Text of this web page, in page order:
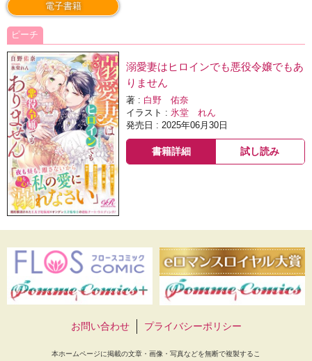
電子書籍
ピーチ
溺愛妻はヒロインでも悪役令嬢でもあ
りません
著 : 白野 佑奈
イラスト :氷堂 れん
発売日 : 2025年06月30日
書籍詳細 試し読み
お問い合わせ プライバシーポリシー
本ホームページに掲載の文章・画像・写真などを無断で複製するこ